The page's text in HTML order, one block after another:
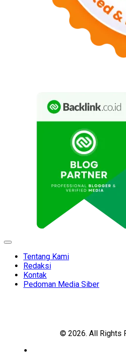
Expand
Tentang Kami
Redaksi
Kontak
Pedoman Media Siber
© 2026. All Rights